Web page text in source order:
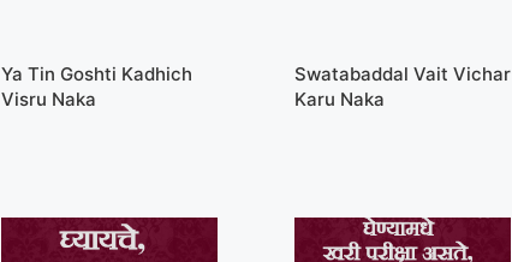
Ya Tin Goshti Kadhich
Visru Naka
Swatabaddal Vait Vichar
Karu Naka